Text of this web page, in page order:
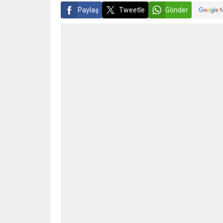
Paylaş Tweetle Gönder